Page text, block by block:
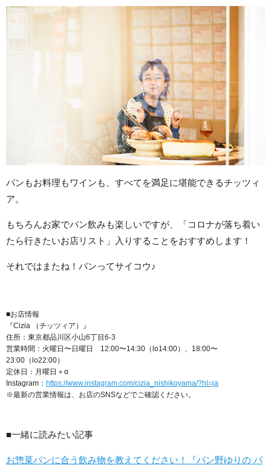
パンもお料理もワインも、すべてを満足に堪能できるチッツィ
ア。
もちろんお家でパン飲みも楽しいですが、「コロナが落ち着い
たら行きたいお店リスト」入りすることをおすすめします！
それではまたね！パンってサイコウ♪
■お店情報
『Cizia （チッツィア）』
住所：東京都品川区小山6丁目6-3
営業時間：火曜日〜日曜日 12:00〜14:30（lo14:00）、18:00〜
23:00（lo22:00）
定休日：月曜日＋α
Instagram： https://www.instagram.com/cizia_nishikoyama/?hl=ja
※最新の営業情報は、お店のSNSなどでご確認ください。
■一緒に読みたい記事
お惣菜パンに合う飲み物を教えてください！『パン野ゆりの パ